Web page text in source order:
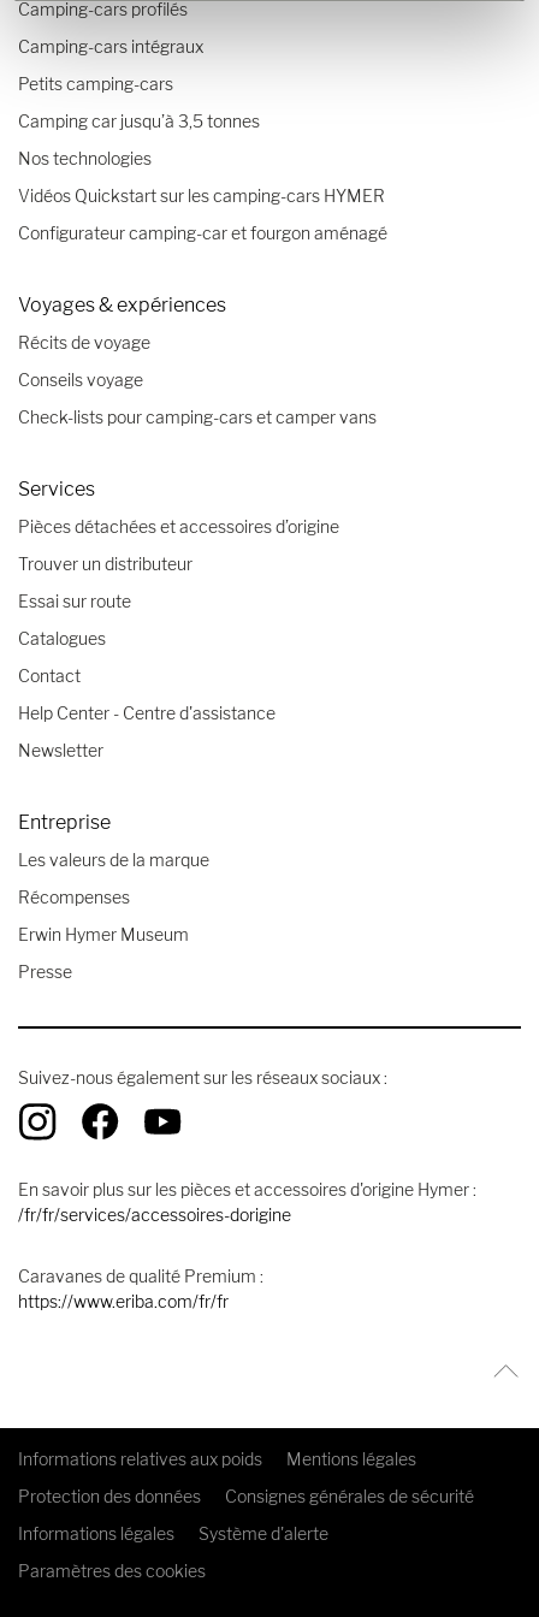
Camping-cars profilés
Camping-cars intégraux
Petits camping-cars
Camping car jusqu’à 3,5 tonnes
Nos technologies
Vidéos Quickstart sur les camping-cars HYMER
Configurateur camping-car et fourgon aménagé
Voyages & expériences
Récits de voyage
Conseils voyage
Check-lists pour camping-cars et camper vans
Services
Pièces détachées et accessoires d’origine
Trouver un distributeur
Essai sur route
Catalogues
Contact
Help Center - Centre d'assistance
Newsletter
Entreprise
Les valeurs de la marque
Récompenses
Erwin Hymer Museum
Presse
Suivez-nous également sur les réseaux sociaux :
En savoir plus sur les pièces et accessoires d'origine Hymer :
/fr/fr/services/accessoires-dorigine
Caravanes de qualité Premium :
https://www.eriba.com/fr/fr
Informations relatives aux poids
Mentions légales
Protection des données
Consignes générales de sécurité
Informations légales
Système d'alerte
Paramètres des cookies